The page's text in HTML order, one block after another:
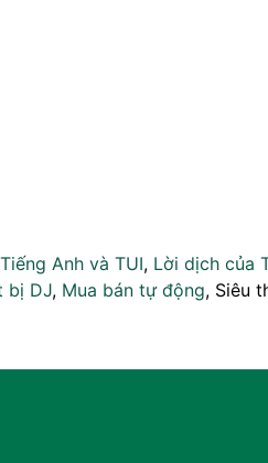
Tiếng Anh và TUI, Lời dịch của
bị DJ, Mua bán tự động, Siêu